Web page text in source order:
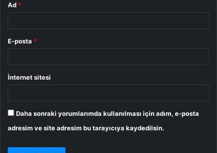
Ad *
E-posta *
İnternet sitesi
Daha sonraki yorumlarımda kullanılması için adım, e-posta
adresim ve site adresim bu tarayıcıya kaydedilsin.